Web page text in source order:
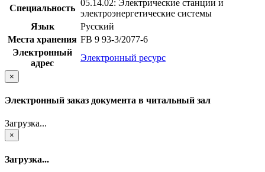
Специальность
05.14.02: Электрические станции и
электроэнергетические системы
Язык
Русский
Места хранения FB 9 93-3/2077-6
Электронный
адрес
Электронный ресурс
×
Электронный заказ документа в читальный зал
Загрузка...
×
Загрузка...